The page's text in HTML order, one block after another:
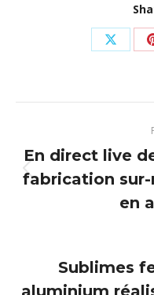
X
article
En direct live
fabrication sur-
en
Sublimes
aluminium